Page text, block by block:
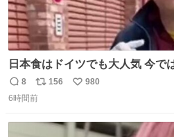
日本食はドイツでも大人気 今で
が、🥑や🌽、ウィンナーや枝豆
ルたこ焼きへと進化 大使館の広報課長ハインリッヒは、日
焼
返
信
8
リ
ポ
156
い
数
980
6時間前